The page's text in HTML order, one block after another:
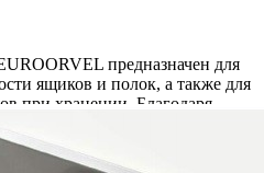
предназначен для
ящиков и полок, а также для
при хранении. Благодаря
коврик предотвращает
уровень шума при
и помогает сохранить их